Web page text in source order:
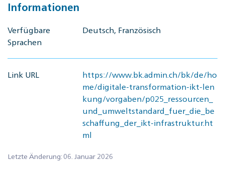
Informationen
Verfügbare
Sprachen
Deutsch, Französisch
Link URL
https://www.bk.admin.ch/bk/de/ho
me/digitale-transformation-ikt-len
kung/vorgaben/p025_ressourcen_
und_umweltstandard_fuer_die_be
schaffung_der_ikt-infrastruktur.ht
ml
Letzte Änderung: 06. Januar 2026